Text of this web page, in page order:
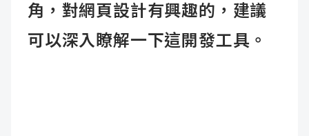
角，對網頁設計有興趣的，建議
可以深入瞭解一下這開發工具。